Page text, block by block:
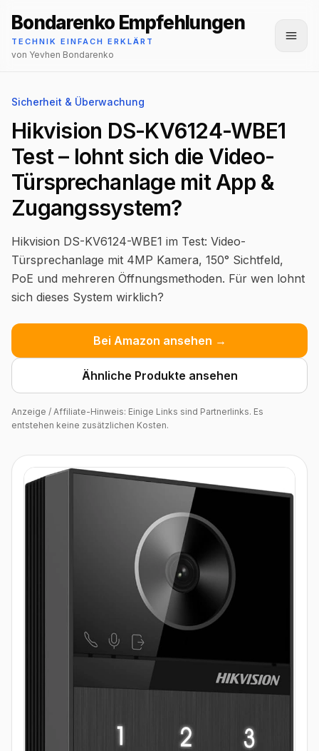
Bondarenko Empfehlungen
TECHNIK EINFACH ERKLÄRT
von Yevhen Bondarenko
Sicherheit & Überwachung
Hikvision DS-KV6124-WBE1
Test – lohnt sich die Video-
Türsprechanlage mit App &
Zugangssystem?
Hikvision DS-KV6124-WBE1 im Test: Video-
Türsprechanlage mit 4MP Kamera, 150° Sichtfeld,
PoE und mehreren Öffnungsmethoden. Für wen lohnt
sich dieses System wirklich?
Bei Amazon ansehen →
Ähnliche Produkte ansehen
Anzeige / Affiliate-Hinweis: Einige Links sind Partnerlinks. Es
entstehen keine zusätzlichen Kosten.